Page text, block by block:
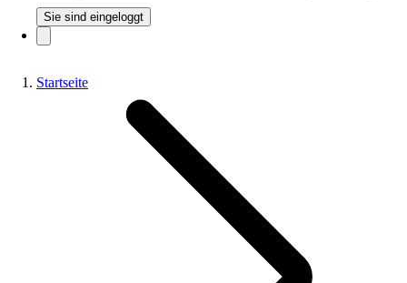
Sie sind eingeloggt
Startseite